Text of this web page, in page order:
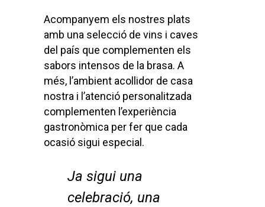
Acompanyem els nostres plats
amb una selecció de vins i caves
del país que complementen els
sabors intensos de la brasa. A
més, l’ambient acollidor de casa
nostra i l’atenció personalitzada
complementen l’experiència
gastronòmica per fer que cada
ocasió sigui especial.
Ja sigui una
celebració, una